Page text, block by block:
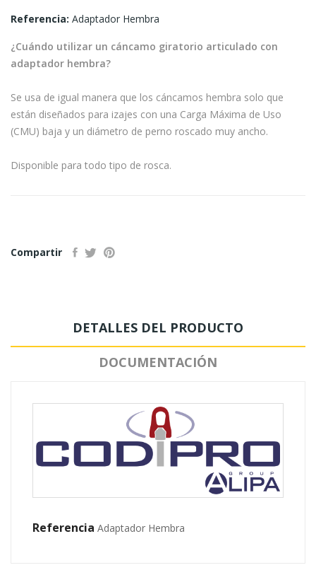
Referencia: Adaptador Hembra
¿Cuándo utilizar un cáncamo giratorio articulado con
adaptador hembra?
Se usa de igual manera que los cáncamos hembra solo que
están diseñados para izajes con una Carga Máxima de Uso
(CMU) baja y un diámetro de perno roscado muy ancho.
Disponible para todo tipo de rosca.
Compartir
DETALLES DEL PRODUCTO
DOCUMENTACIÓN
Referencia Adaptador Hembra